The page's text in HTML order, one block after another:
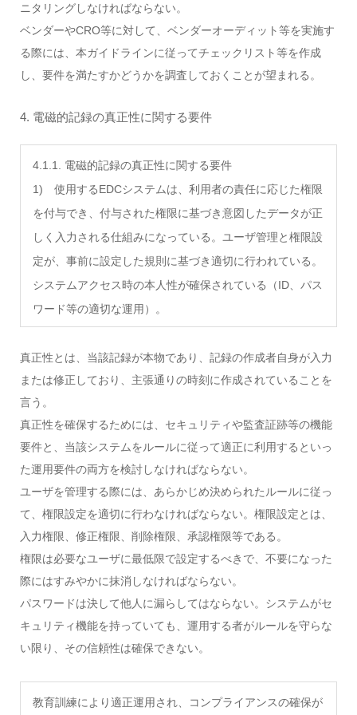
ニタリングしなければならない。
ベンダーやCRO等に対して、ベンダーオーディット等を実施す
る際には、本ガイドラインに従ってチェックリスト等を作成
し、要件を満たすかどうかを調査しておくことが望まれる。
4. 電磁的記録の真正性に関する要件
4.1.1. 電磁的記録の真正性に関する要件
1) 使用するEDCシステムは、利用者の責任に応じた権限
を付与でき、付与された権限に基づき意図したデータが正
しく入力される仕組みになっている。ユーザ管理と権限設
定が、事前に設定した規則に基づき適切に行われている。
システムアクセス時の本人性が確保されている（ID、パス
ワード等の適切な運用）。
真正性とは、当該記録が本物であり、記録の作成者自身が入力
または修正しており、主張通りの時刻に作成されていることを
言う。
真正性を確保するためには、セキュリティや監査証跡等の機能
要件と、当該システムをルールに従って適正に利用するといっ
た運用要件の両方を検討しなければならない。
ユーザを管理する際には、あらかじめ決められたルールに従っ
て、権限設定を適切に行わなければならない。権限設定とは、
入力権限、修正権限、削除権限、承認権限等である。
権限は必要なユーザに最低限で設定するべきで、不要になった
際にはすみやかに抹消しなければならない。
パスワードは決して他人に漏らしてはならない。システムがセ
キュリティ機能を持っていても、運用する者がルールを守らな
い限り、その信頼性は確保できない。
教育訓練により適正運用され、コンプライアンスの確保が